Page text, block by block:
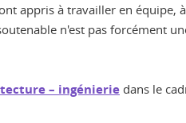
appris à travailler en équipe, à
n'est pas forcément
– ingénierie dans le